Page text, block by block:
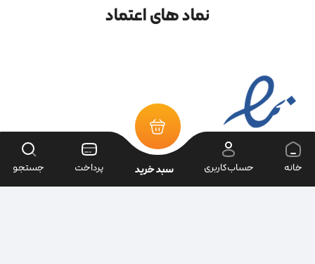
نماد های اعتماد
خانه حساب‌کاربری سبد خرید پرداخت جستجو